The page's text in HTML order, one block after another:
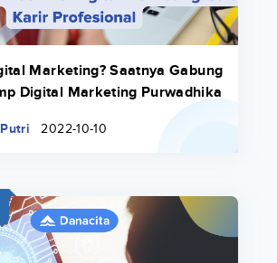
Marketing? Saatnya Gabung
Digital Marketing Purwadhika
2022-10-10